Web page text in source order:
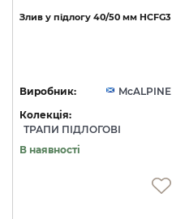
Злив у підлогу 40/50 мм HCFG3
Виробник:
McALPINE
Колекція:
ТРАПИ ПІДЛОГОВІ
В наявності